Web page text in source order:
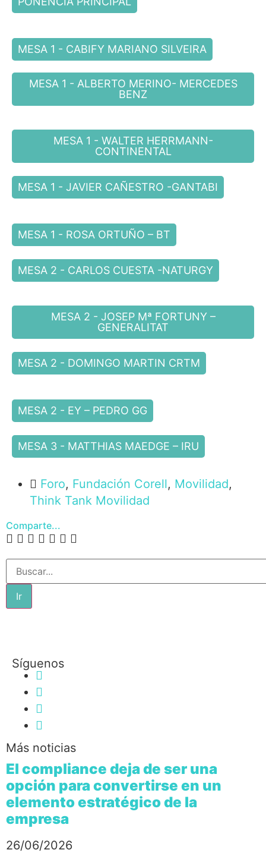
MESA 1 - CABIFY MARIANO SILVEIRA
MESA 1 - ALBERTO MERINO- MERCEDES
BENZ
MESA 1 - WALTER HERRMANN-
CONTINENTAL
MESA 1 - JAVIER CAÑESTRO -GANTABI
MESA 1 - ROSA ORTUÑO – BT
MESA 2 - CARLOS CUESTA -NATURGY
MESA 2 - JOSEP Mª FORTUNY –
GENERALITAT
MESA 2 - DOMINGO MARTIN CRTM
MESA 2 - EY – PEDRO GG
MESA 3 - MATTHIAS MAEDGE – IRU
Foro, Fundación Corell, Movilidad,
Think Tank Movilidad
Comparte...
Ir
Síguenos
Más noticias
El compliance deja de ser una
opción para convertirse en un
elemento estratégico de la
empresa
26/06/2026